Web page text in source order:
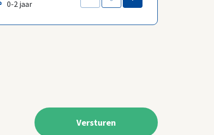
0-2 jaar
Versturen